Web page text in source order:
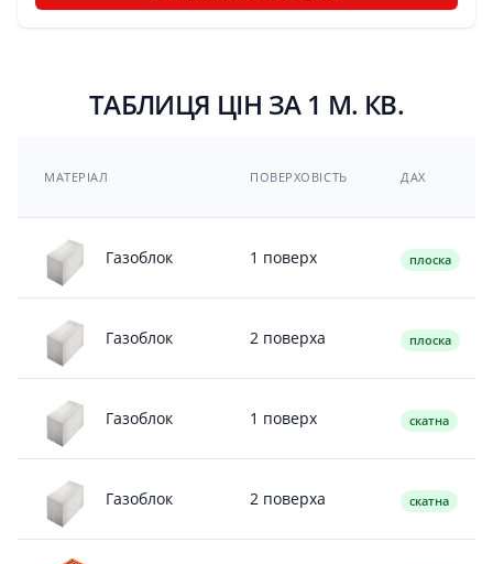
ТАБЛИЦЯ ЦІН ЗА 1 М. КВ.
МАТЕРІАЛ ПОВЕРХОВІСТЬ ДАХ
Газоблок 1 поверх плоска
Газоблок 2 поверха плоска
Газоблок 1 поверх скатна
Газоблок 2 поверха скатна